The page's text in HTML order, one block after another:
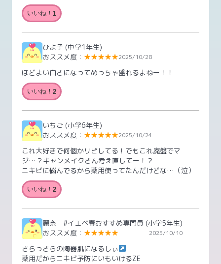
いいね！ 1
ひよ子 (中学1年生)
おススメ度： ★★★★★2025/10/28
ほどよい白さになってめっちゃ盛れるよねー！！
いいね！ 2
いちご (小学6年生)
おススメ度： ★★★★★2025/10/24
これ大好きで何個かリピしてる！でもこれ廃盤でマ
ジ…？キャンメイクさん考え直してー！？
ニキビに悩んでるから薬用使ってたんだけどな…（泣）
いいね！ 2
麗奈 #イエベ春おすすめ専門員 (小学5年生)
おススメ度： ★★★★★ 2025/10/10
さらっさらの陶器肌になるしぃ
薬用だからニキビ予防にいもいけるZE